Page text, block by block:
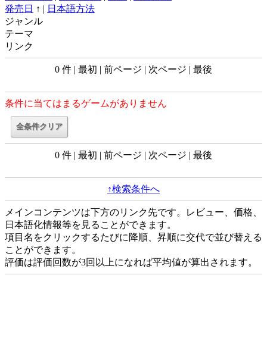
発売日 ↑ | 日本語方法
ジャンル
テーマ
リンク
0 件 | 最初 | 前ページ | 次ページ | 最後
条件に当てはまるゲームがありません
0 件 | 最初 | 前ページ | 次ページ | 最後
↑検索条件へ
メインコンテンツは下方のリンク先です。レビュー、価格、
日本語化情報等を見ることができます。
項目名をクリックするたびに降順、昇順に交代で並び替える
ことができます。
評価は評価回数が3回以上になれば平均値が算出されます。